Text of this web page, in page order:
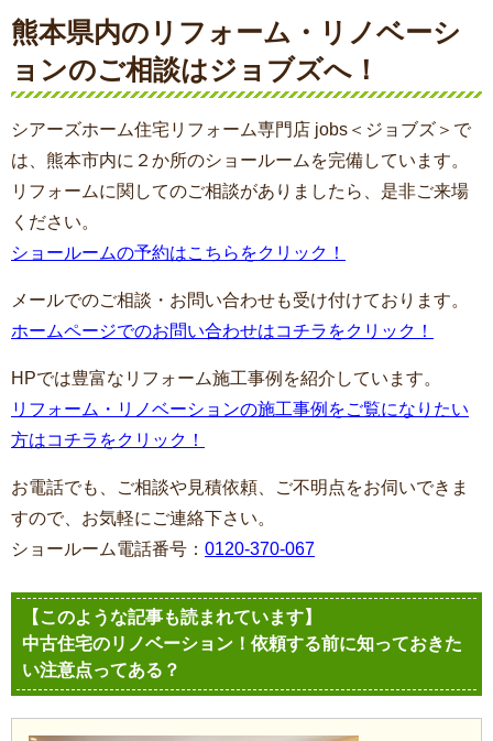
熊本県内のリフォーム・リノベーシ
ョンのご相談はジョブズへ！
シアーズホーム住宅リフォーム専門店 jobs＜ジョブズ＞で
は、熊本市内に２か所のショールームを完備しています。
リフォームに関してのご相談がありましたら、是非ご来場
ください。
ショールームの予約はこちらをクリック！
メールでのご相談・お問い合わせも受け付けております。
ホームページでのお問い合わせはコチラをクリック！
HPでは豊富なリフォーム施工事例を紹介しています。
リフォーム・リノベーションの施工事例をご覧になりたい
方はコチラをクリック！
お電話でも、ご相談や見積依頼、ご不明点をお伺いできま
すので、お気軽にご連絡下さい。
ショールーム電話番号： 0120-370-067
【このような記事も読まれています】
中古住宅のリノベーション！依頼する前に知っておきた
い注意点ってある？